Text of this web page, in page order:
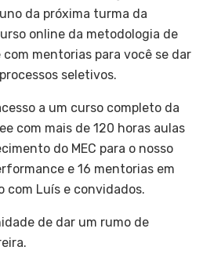
da próxima turma da
online da metodologia de
com mentorias para você se dar
seletivos.
a um curso completo da
com mais de 120 horas aulas
do MEC para o nosso
e 16 mentorias em
com Luís e convidados.
de dar um rumo de